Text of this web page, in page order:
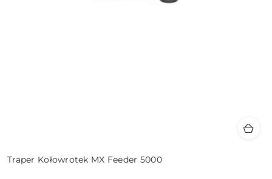
Traper Kołowrotek MX Feeder 5000